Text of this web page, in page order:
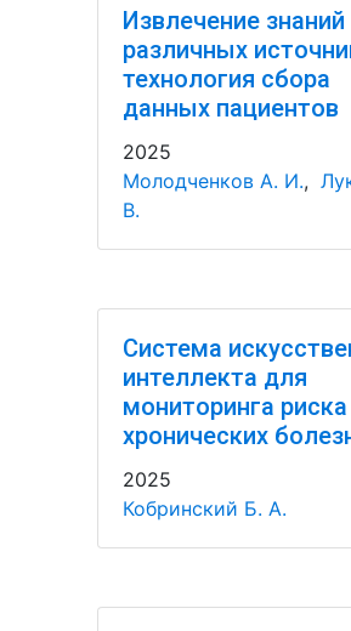
Извлечение знаний
различных
технология сбора
данных пациентов
2025
Молодченков А. И.,
В.
Система
интеллекта для
мониторинга риска
хронических
2025
Кобринский Б. А.